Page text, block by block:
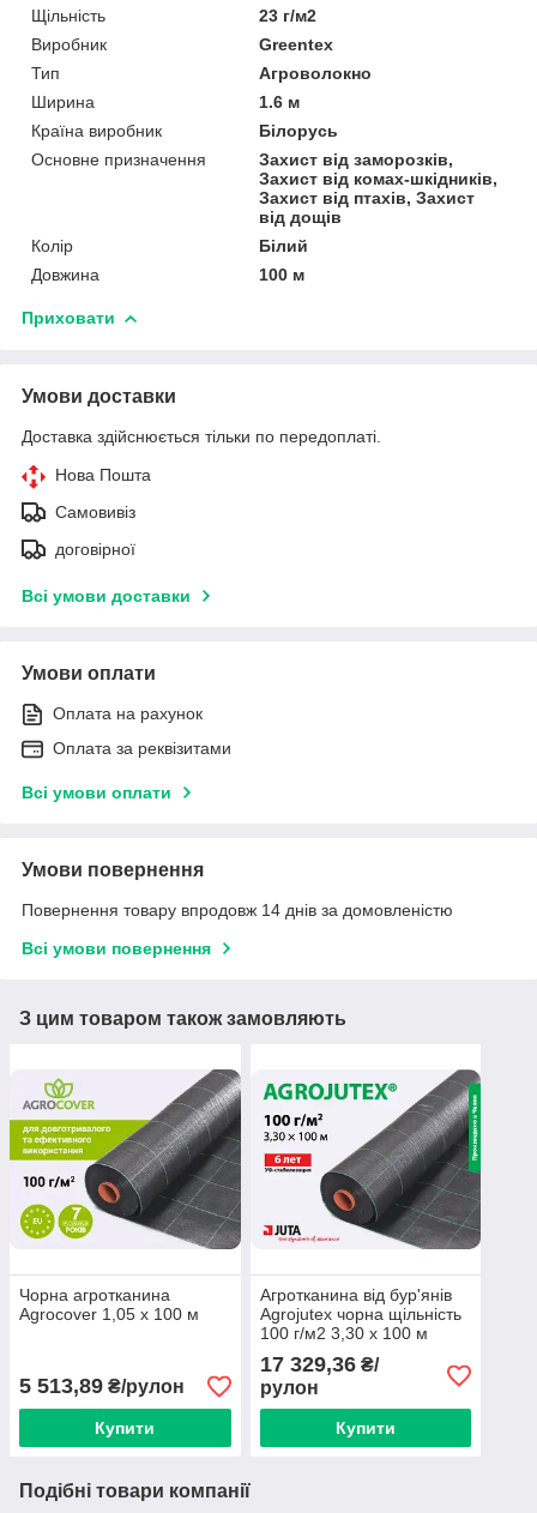
Щільність
23 г/м2
Виробник
Greentex
Тип
Агроволокно
Ширина
1.6 м
Країна виробник
Білорусь
Основне призначення
Захист від заморозків,
Захист від комах-шкідників,
Захист від птахів, Захист
від дощів
Колір
Білий
Довжина
100 м
Приховати
Умови доставки
Доставка здійснюється тільки по передоплаті.
Нова Пошта
Самовивіз
договірної
Всі умови доставки
Умови оплати
Оплата на рахунок
Оплата за реквізитами
Всі умови оплати
Умови повернення
Повернення товару впродовж 14 днів за домовленістю
Всі умови повернення
З цим товаром також замовляють
Чорна агротканина
Agrocover 1,05 х 100 м
5 513,89 ₴/рулон
Купити
Агротканина від бур'янів
Agrojutex чорна щільність
100 г/м2 3,30 х 100 м
17 329,36₴/
рулон
Купити
Подібні товари компанії